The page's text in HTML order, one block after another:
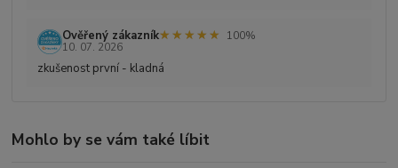
Ověřený zákazník★★★★★
★★★★★
100%
10. 07. 2026
zkušenost první - kladná
Mohlo by se vám také líbit